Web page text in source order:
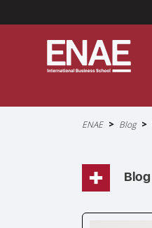
Sobrescribir
la
navegación
ENAE Blog
Blog